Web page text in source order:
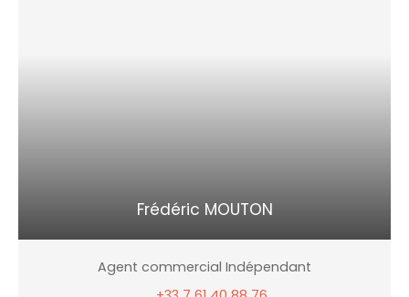
Frédéric MOUTON
Agent commercial Indépendant